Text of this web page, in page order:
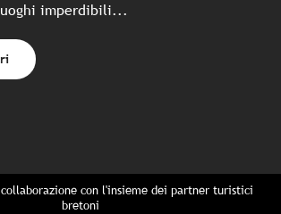
imperdibili...
con l'insieme dei partner turistici
bretoni